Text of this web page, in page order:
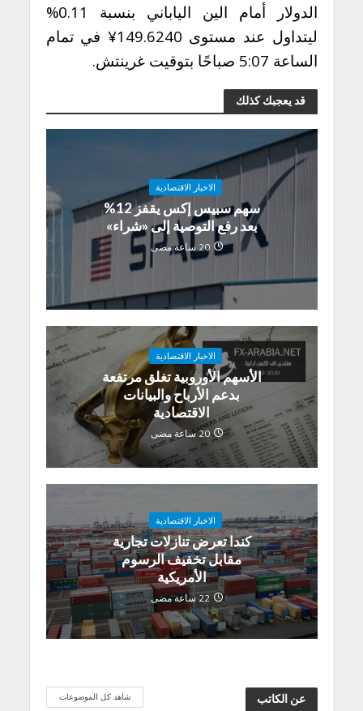
الدولار أمام الين الياباني بنسبة 0.11%
ليتداول عند مستوى ‎¥149.6240‎ في تمام
الساعة 5:07 صباحًا بتوقيت غرينتش.
قد يعجبك كذلك
الاخبار الاقتصادية
سهم سبيس إكس يقفز 12%
بعد رفع التوصية إلى «شراء»
20 ساعة مضى
الاخبار الاقتصادية
الأسهم الأوروبية تغلق مرتفعة
بدعم الأرباح والبيانات
الاقتصادية
20 ساعة مضى
الاخبار الاقتصادية
كندا تعرض تنازلات تجارية
مقابل تخفيف الرسوم
الأمريكية
22 ساعة مضى
عن الكاتب شاهد كل الموضوعات